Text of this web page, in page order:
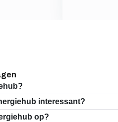
interessant?
op?